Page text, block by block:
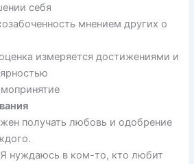
себя
мнением других о
измеряется достижениями и
получать любовь и одобрение
Я нуждаюсь в ком-то, кто любит